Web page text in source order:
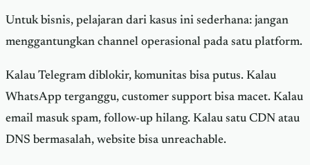
Untuk bisnis, pelajaran dari kasus ini sederhana: jangan
menggantungkan channel operasional pada satu platform.
Kalau Telegram diblokir, komunitas bisa putus. Kalau
WhatsApp terganggu, customer support bisa macet. Kalau
email masuk spam, follow-up hilang. Kalau satu CDN atau
DNS bermasalah, website bisa unreachable.